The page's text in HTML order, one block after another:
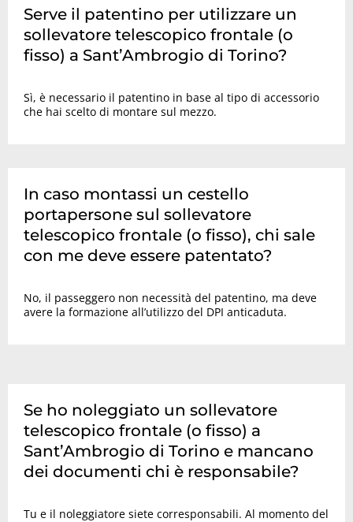
Serve il patentino per utilizzare un
sollevatore telescopico frontale (o
fisso) a Sant’Ambrogio di Torino?
Sì, è necessario il patentino in base al tipo di accessorio
che hai scelto di montare sul mezzo.
In caso montassi un cestello
portapersone sul sollevatore
telescopico frontale (o fisso), chi sale
con me deve essere patentato?
No, il passeggero non necessità del patentino, ma deve
avere la formazione all’utilizzo del DPI anticaduta.
Se ho noleggiato un sollevatore
telescopico frontale (o fisso) a
Sant’Ambrogio di Torino e mancano
dei documenti chi è responsabile?
Tu e il noleggiatore siete corresponsabili. Al momento del